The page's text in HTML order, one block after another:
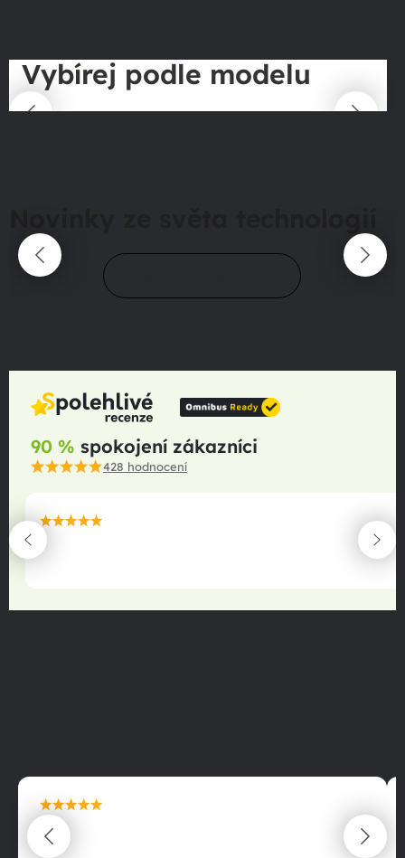
Vybírej podle modelu
90 % spokojení zákazníci
428 hodnocení
maximální spokojenost
22.06.2025
maximální spokojenost
22.06.2025